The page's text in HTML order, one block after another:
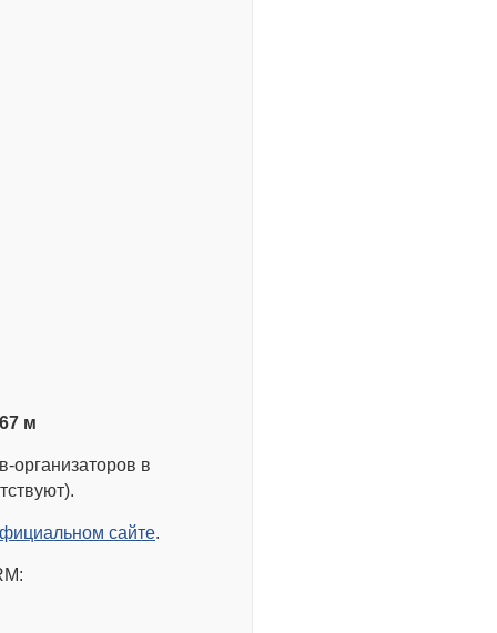
м
организаторов в
сайте.